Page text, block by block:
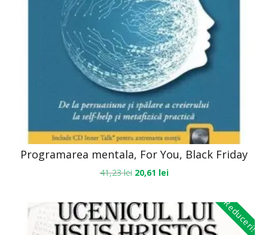
Programarea mentala, For You, Black Friday
41,23lei 20,61 lei
Reduceri!